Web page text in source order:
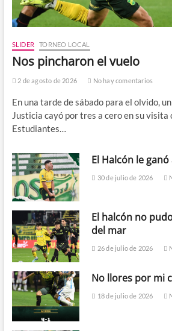
SLIDER TORNEO LOCAL
Nos pincharon el vuelo
2 de agosto de 2026 No hay comentarios
En una tarde de sábado para el olvido,
Justicia cayó por tres a cero en su visita
Estudiantes…
El Halcón le
30 de julio de 2026
El halcón no
del mar
26 de julio de 2026
No llores por mi
18 de julio de 2026